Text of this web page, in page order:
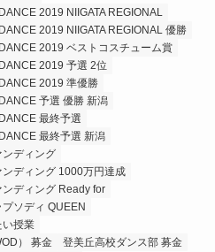
2019 NIIGATA REGIONAL
2019 NIIGATA REGIONAL 優勝
2019 ベストコスチューム賞
2019 予選 2位
2019 準優勝
予選 優勝 新潟
最終予選
最終予選 新潟
ディング
ディング 1000万円達成
ディング Ready for
ソディ QUEEN
い授業
） 募金
登美丘高校ダンス部 募金